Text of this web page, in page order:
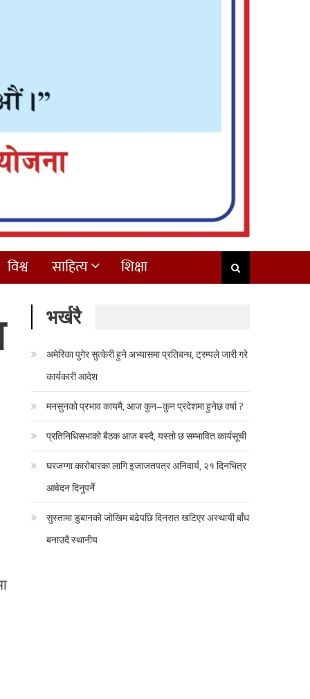
विश्व साहित्य शिक्षा
भर्खरै
अमेरिका पुगेर सुत्केरी हुने अभ्यासमा प्रतिबन्ध, ट्रम्पले जारी गरे
कार्यकारी आदेश
मनसुनको प्रभाव कायमै, आज कुन–कुन प्रदेशमा हुनेछ वर्षा ?
प्रतिनिधिसभाको बैठक आज बस्दै, यस्तो छ सम्भावित कार्यसूची
घरजग्गा कारोबारका लागि इजाजतपत्र अनिवार्य, २१ दिनभित्र
आवेदन दिनुपर्ने
सुस्तामा डुबानको जोखिम बढेपछि दिनरात खटिएर अस्थायी बाँध
बनाउदै स्थानीय